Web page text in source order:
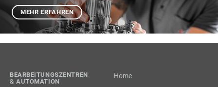
MEHR ERFAHREN
BEARBEITUNGSZENTREN
& AUTOMATION
Home